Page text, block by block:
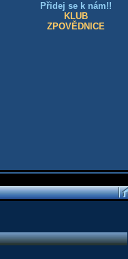
Přidej se k nám!!
KLUB
ZPOVĚDNICE